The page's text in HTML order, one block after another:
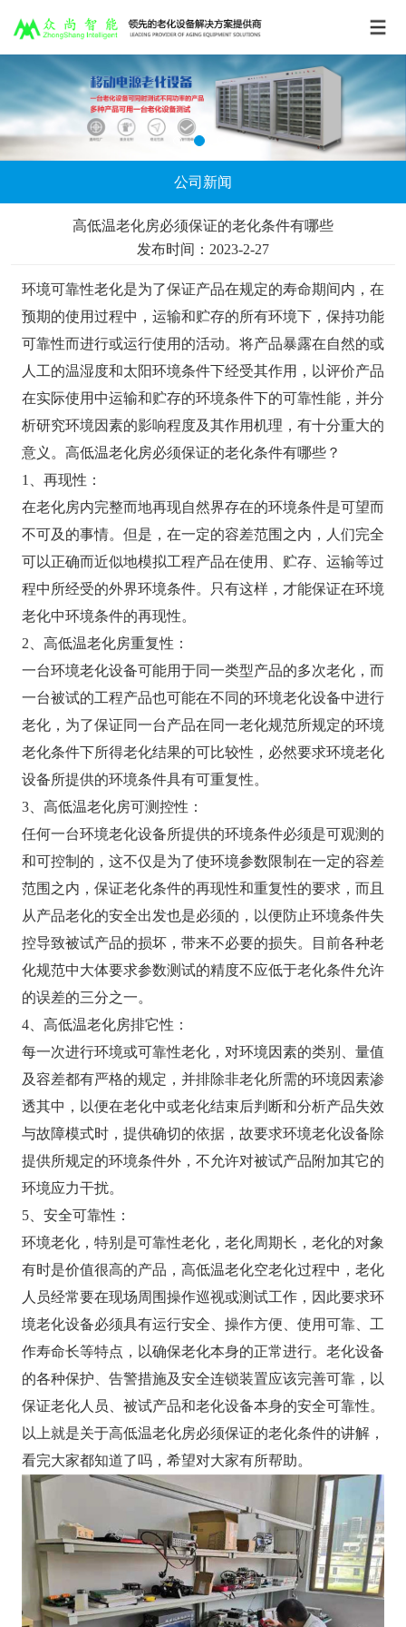
公司新闻
高低温老化房必须保证的老化条件有哪些
发布时间：2023-2-27
环境可靠性老化是为了保证产品在规定的寿命期间内，在
预期的使用过程中，运输和贮存的所有环境下，保持功能
可靠性而进行或运行使用的活动。将产品暴露在自然的或
人工的温湿度和太阳环境条件下经受其作用，以评价产品
在实际使用中运输和贮存的环境条件下的可靠性能，并分
析研究环境因素的影响程度及其作用机理，有十分重大的
意义。高低温老化房必须保证的老化条件有哪些？
1、再现性：
在老化房内完整而地再现自然界存在的环境条件是可望而
不可及的事情。但是，在一定的容差范围之内，人们完全
可以正确而近似地模拟工程产品在使用、贮存、运输等过
程中所经受的外界环境条件。只有这样，才能保证在环境
老化中环境条件的再现性。
2、高低温老化房重复性：
一台环境老化设备可能用于同一类型产品的多次老化，而
一台被试的工程产品也可能在不同的环境老化设备中进行
老化，为了保证同一台产品在同一老化规范所规定的环境
老化条件下所得老化结果的可比较性，必然要求环境老化
设备所提供的环境条件具有可重复性。
3、高低温老化房可测控性：
任何一台环境老化设备所提供的环境条件必须是可观测的
和可控制的，这不仅是为了使环境参数限制在一定的容差
范围之内，保证老化条件的再现性和重复性的要求，而且
从产品老化的安全出发也是必须的，以便防止环境条件失
控导致被试产品的损坏，带来不必要的损失。目前各种老
化规范中大体要求参数测试的精度不应低于老化条件允许
的误差的三分之一。
4、高低温老化房排它性：
每一次进行环境或可靠性老化，对环境因素的类别、量值
及容差都有严格的规定，并排除非老化所需的环境因素渗
透其中，以便在老化中或老化结束后判断和分析产品失效
与故障模式时，提供确切的依据，故要求环境老化设备除
提供所规定的环境条件外，不允许对被试产品附加其它的
环境应力干扰。
5、安全可靠性：
环境老化，特别是可靠性老化，老化周期长，老化的对象
有时是价值很高的产品，高低温老化空老化过程中，老化
人员经常要在现场周围操作巡视或测试工作，因此要求环
境老化设备必须具有运行安全、操作方便、使用可靠、工
作寿命长等特点，以确保老化本身的正常进行。老化设备
的各种保护、告警措施及安全连锁装置应该完善可靠，以
保证老化人员、被试产品和老化设备本身的安全可靠性。
以上就是关于高低温老化房必须保证的老化条件的讲解，
看完大家都知道了吗，希望对大家有所帮助。